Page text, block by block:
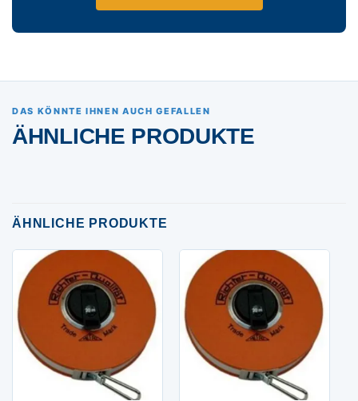
DAS KÖNNTE IHNEN AUCH GEFALLEN
ÄHNLICHE PRODUKTE
ÄHNLICHE PRODUKTE